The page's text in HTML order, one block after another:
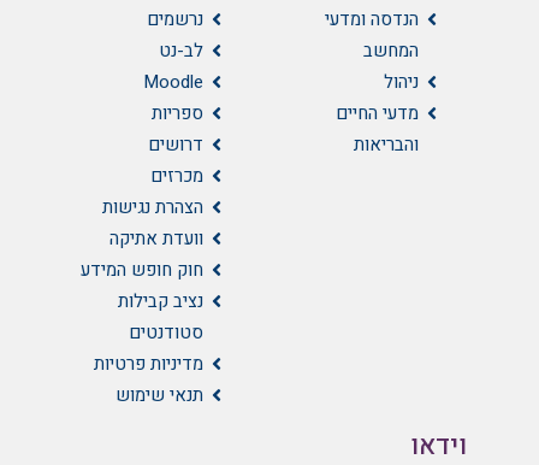
הנדסה ומדעי
המחשב
ניהול
מדעי החיים
והבריאות
נרשמים
לב-נט
Moodle
ספריות
דרושים
מכרזים
הצהרת נגישות
וועדת אתיקה
חוק חופש המידע
נציב קבילות
סטודנטים
מדיניות פרטיות
תנאי שימוש
וידאו